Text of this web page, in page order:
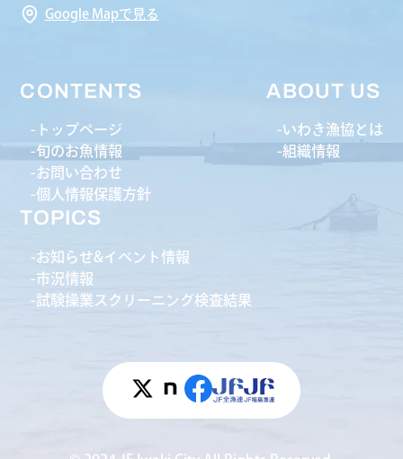
Google Mapで見る
CONTENTS
トップページ
旬のお魚情報
お問い合わせ
個人情報保護方針
ABOUT US
いわき漁協とは
組織情報
TOPICS
お知らせ&イベント情報
市況情報
試験操業スクリーニング検査結果